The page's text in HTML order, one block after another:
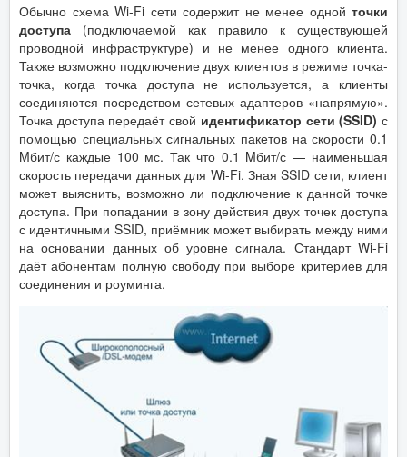
Обычно схема Wi-Fi сети содержит не менее одной точки
доступа (подключаемой как правило к существующей
проводной инфраструктуре) и не менее одного клиента.
Также возможно подключение двух клиентов в режиме точка-
точка, когда точка доступа не используется, а клиенты
соединяются посредством сетевых адаптеров «напрямую».
Точка доступа передаёт свой идентификатор сети (SSID) с
помощью специальных сигнальных пакетов на скорости 0.1
Mбит/с каждые 100 мс. Так что 0.1 Mбит/с — наименьшая
скорость передачи данных для Wi-Fi. Зная SSID сети, клиент
может выяснить, возможно ли подключение к данной точке
доступа. При попадании в зону действия двух точек доступа
с идентичными SSID, приёмник может выбирать между ними
на основании данных об уровне сигнала. Стандарт Wi-Fi
даёт абонентам полную свободу при выборе критериев для
соединения и роуминга.